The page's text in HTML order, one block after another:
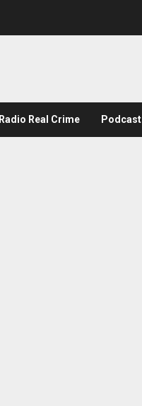
Radio Real Crime Podcast